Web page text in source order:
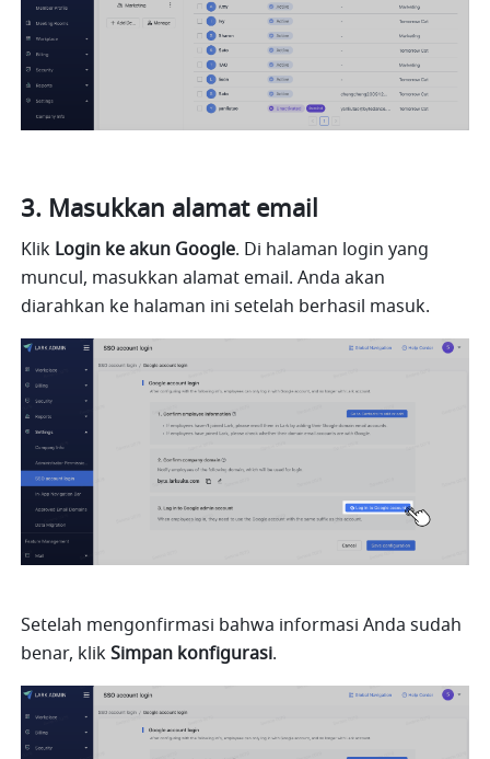
Masukkan alamat email
Klik Login ke akun Google. Di halaman login yang
muncul, masukkan alamat email. Anda akan
diarahkan ke halaman ini setelah berhasil masuk.
Setelah mengonfirmasi bahwa informasi Anda sudah
benar, klik Simpan konfigurasi.